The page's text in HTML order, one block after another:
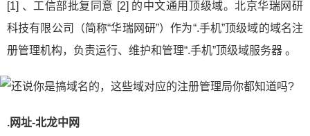
[1] 、工信部批复同意 [2] 的中文通用顶级域。北京华瑞网研
科技有限公司（简称“华瑞网研”）作为“.手机”顶级域的域名注
册管理机构，负责运行、维护和管理“.手机”顶级域服务器 。
.网址-北龙中网